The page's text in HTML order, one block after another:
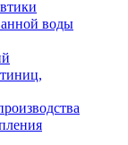
воды